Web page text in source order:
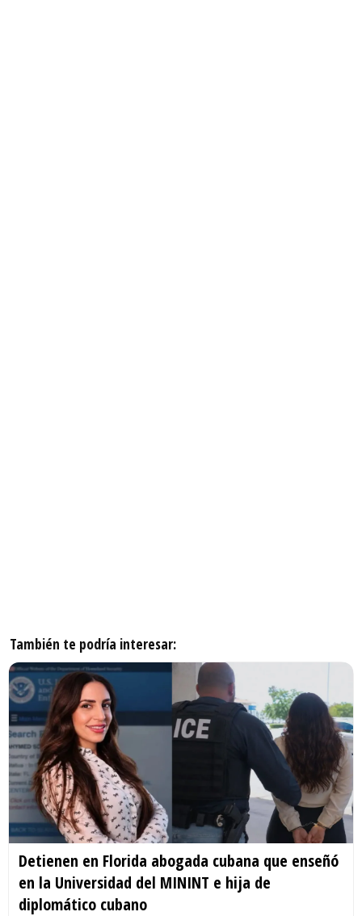
También te podría interesar:
Detienen en Florida abogada cubana que enseñó
en la Universidad del MININT e hija de
diplomático cubano